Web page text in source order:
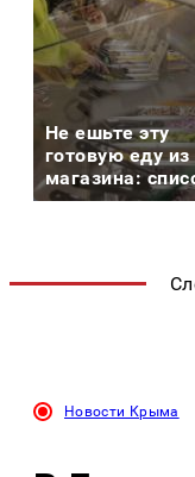
Не ешьте эту
готовую еду из
магазина:
Новости Крыма